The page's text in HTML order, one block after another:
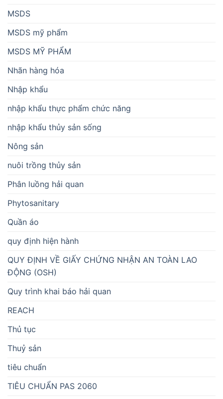
MSDS
MSDS mỹ phẩm
MSDS MỸ PHẨM
Nhãn hàng hóa
Nhập khẩu
nhập khẩu thực phẩm chức năng
nhập khẩu thủy sản sống
Nông sản
nuôi trồng thủy sản
Phân luồng hải quan
Phytosanitary
Quần áo
quy định hiện hành
QUY ĐỊNH VỀ GIẤY CHỨNG NHẬN AN TOÀN LAO
ĐỘNG (OSH)
Quy trình khai báo hải quan
REACH
Thủ tục
Thuỷ sản
tiêu chuẩn
TIÊU CHUẨN PAS 2060